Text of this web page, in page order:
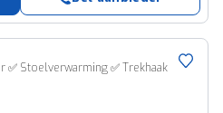
✅ Stoelverwarming ✅ Trekhaak